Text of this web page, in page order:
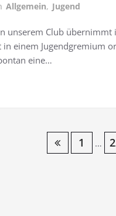
Allgemein, Jugend
unserem Club
in einem Jugendgremium
eine…
1 …